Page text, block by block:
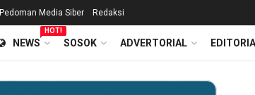
Pedoman Media Siber Redaksi
NEWS
HOT!
SOSOK ADVERTORIAL